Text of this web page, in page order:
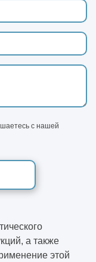
с нашей
а также
этой